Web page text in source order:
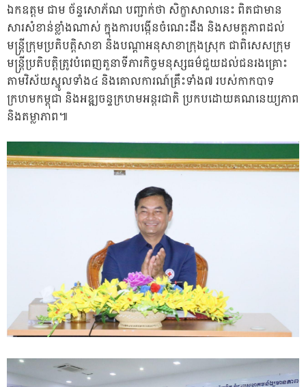
ឯកឧត្តម ជាម ច័ន្ទសោភ័ណ បញ្ជាក់ថា សិក្ខាសាលានេះ ពិតជាមាន
សារសំខាន់ខ្លាំងណាស់ ក្នុងការបង្កើនចំណេះដឹង និងសមត្តភាពដល់
មន្ត្រីក្រុមប្រតិបត្តិសាខា និងបណ្តាអនុសាខាក្រុងស្រុក ជាពិសេសក្រុម
មន្ត្រីប្រតិបត្តិត្រូវបំពេញតួនាទីភារកិច្ចមនុស្សធម៌ជួយដល់ជនរងគ្រោះ
តាមវិស័យស្នូលទាំង៤ និងគោលការណ៍គ្រឹះទាំង៧ របស់កាកបាទ
ក្រហមកម្ពុជា និងអឌ្ឍចន្ទក្រហមអន្តរជាតិ ប្រកបដោយគណនេយ្យភាព
និងតម្លាភាព៕